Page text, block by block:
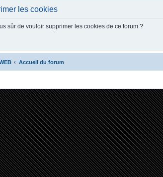
les cookies
sûr de vouloir supprimer les cookies de ce forum ?
Accueil du forum